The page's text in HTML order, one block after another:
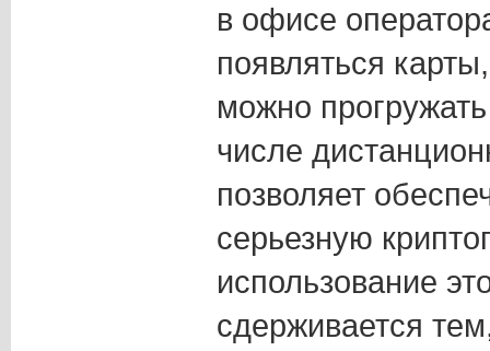
в офисе
появляться
можно
числе
позволяет
серьезную
использование
сдерживается